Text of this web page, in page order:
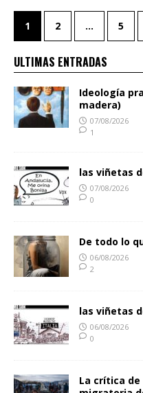
1 2 … 5
ULTIMAS ENTRADAS
Ideología
madera)
07/08/2026
1
las viñetas
07/08/2026
0
De todo lo
06/08/2026
2
las viñetas
06/08/2026
0
La crítica